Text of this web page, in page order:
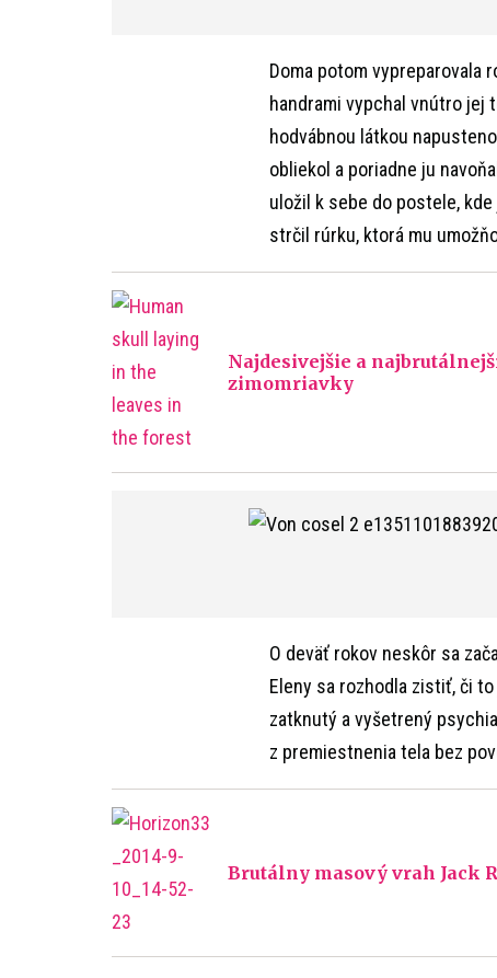
Doma potom vypreparovala
handrami vypchal vnútro jej
hodvábnou látkou
obliekol a poriadne ju
uložil k sebe do postele,
strčil rúrku, ktorá mu
Najdesivejšie a
zimomriavky
O deväť rokov neskôr sa
Eleny sa rozhodla zistiť, či
zatknutý a vyšetrený
z premiestnenia tela bez
Brutálny masový vrah Jack